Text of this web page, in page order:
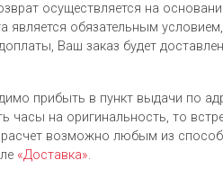
осуществляется на
является обязательным
Ваш заказ будет
прибыть в пункт выдачи по
часы на оригинальность, то
возможно любым из
«Доставка».